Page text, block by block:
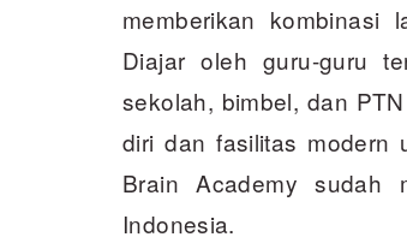
memberikan kombinasi
Diajar oleh guru-guru
sekolah, bimbel, dan
diri dan fasilitas modern
Brain Academy sudah
Indonesia.